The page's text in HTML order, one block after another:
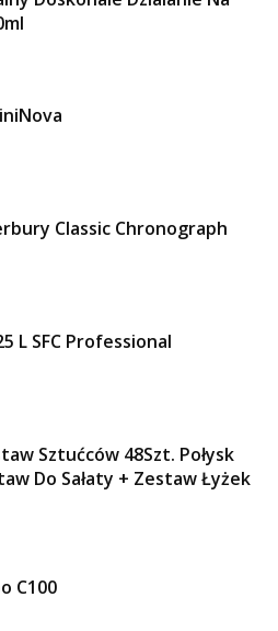
Classic Chronograph
L SFC Professional
Sztućców 48Szt. Połysk
Do Sałaty + Zestaw Łyżek
C100